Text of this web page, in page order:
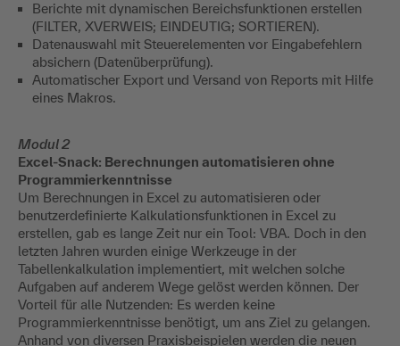
Berichte mit dynamischen Bereichsfunktionen erstellen
(FILTER, XVERWEIS; EINDEUTIG; SORTIEREN).
Datenauswahl mit Steuerelementen vor Eingabefehlern
absichern (Datenüberprüfung).
Automatischer Export und Versand von Reports mit Hilfe
eines Makros.
Modul 2
Excel-Snack: Berechnungen automatisieren ohne
Programmierkenntnisse
Um Berechnungen in Excel zu automatisieren oder
benutzerdefinierte Kalkulationsfunktionen in Excel zu
erstellen, gab es lange Zeit nur ein Tool: VBA. Doch in den
letzten Jahren wurden einige Werkzeuge in der
Tabellenkalkulation implementiert, mit welchen solche
Aufgaben auf anderem Wege gelöst werden können. Der
Vorteil für alle Nutzenden: Es werden keine
Programmierkenntnisse benötigt, um ans Ziel zu gelangen.
Anhand von diversen Praxisbeispielen werden die neuen